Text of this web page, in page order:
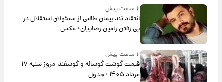
۲ ساعت پیش
انتقاد تند پیمان طالبی از مسئولان استقلال در
پی رفتن رامین رضاییان+ عکس
۲ ساعت پیش
قیمت گوشت گوساله و گوسفند امروز شنبه ۱۷
مرداد ۱۴۰۵ +جدول